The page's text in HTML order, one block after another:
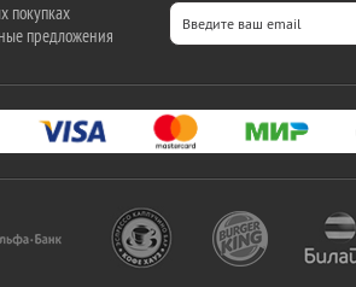
покупках
предложения